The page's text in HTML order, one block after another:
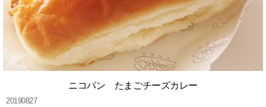
ニコパン たまごチーズカレー
20190827